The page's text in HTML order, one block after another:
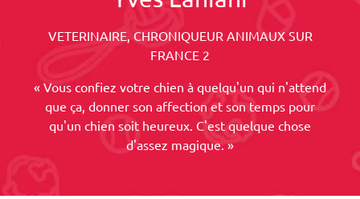
VETERINAIRE, CHRONIQUEUR ANIMAUX SUR
FRANCE 2
« Vous confiez votre chien à quelqu'un qui n'attend
que ça, donner son affection et son temps pour
qu'un chien soit heureux. C'est quelque chose
d'assez magique. »